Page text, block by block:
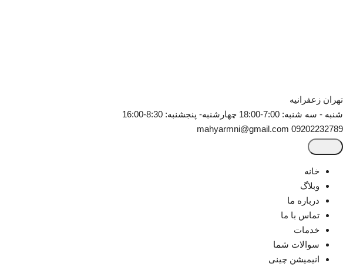
تهران زعفرانیه
شنبه - سه شنبه: 7:00-18:00
چهارشنبه- پنجشنبه: 8:30-16:00
09202232789
mahyarmni@gmail.com
خانه
وبلاگ
درباره ما
تماس با ما
خدمات
سوالات شما
انیمیشن چینی